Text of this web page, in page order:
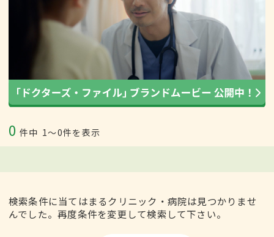
0 件中 1〜0件を表示
検索条件に当てはまるクリニック・病院は見つかりませ
んでした。再度条件を変更して検索して下さい。